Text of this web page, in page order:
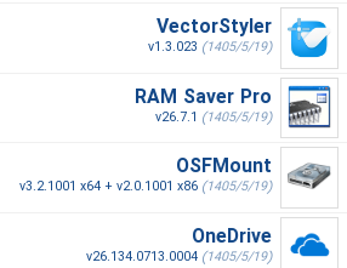
VectorStyler
v1.3.023 (1405/5/19)
RAM Saver Pro
v26.7.1 (1405/5/19)
OSFMount
v3.2.1001 x64 + v2.0.1001 x86 (1405/5/19)
OneDrive
v26.134.0713.0004 (1405/5/19)